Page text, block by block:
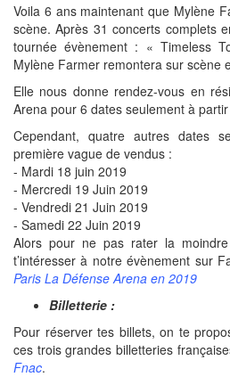
Voila 6 ans maintenant que Mylène
scène. Après 31 concerts complets
tournée évènement : « Timeless
Mylène Farmer remontera sur scène
Elle nous donne rendez-vous en
Arena pour 6 dates seulement à
Cependant, quatre autres dates
première vague de vendus :
- Mardi 18 juin 2019
- Mercredi 19 Juin 2019
- Vendredi 21 Juin 2019
- Samedi 22 Juin 2019
Alors pour ne pas rater la
t’intéresser à notre évènement sur
Paris La Défense Arena en 2019
Billetterie :
Pour réserver tes billets, on te
ces trois grandes billetteries
Fnac.